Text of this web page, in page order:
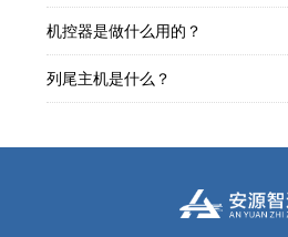
机控器是做什么用的？
列尾主机是什么？